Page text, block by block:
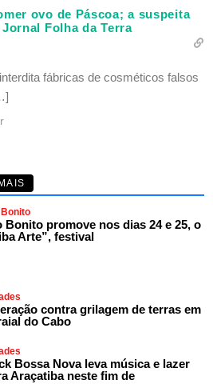
ovo de Páscoa; a suspeita
Folha da Terra
fábricas de cosméticos falsos
Bonito
Bonito promove nos dias 24 e 25, o
Arte”, festival
contra grilagem de terras em
do Cabo
Bossa Nova leva música e lazer
Araçatiba neste fim de